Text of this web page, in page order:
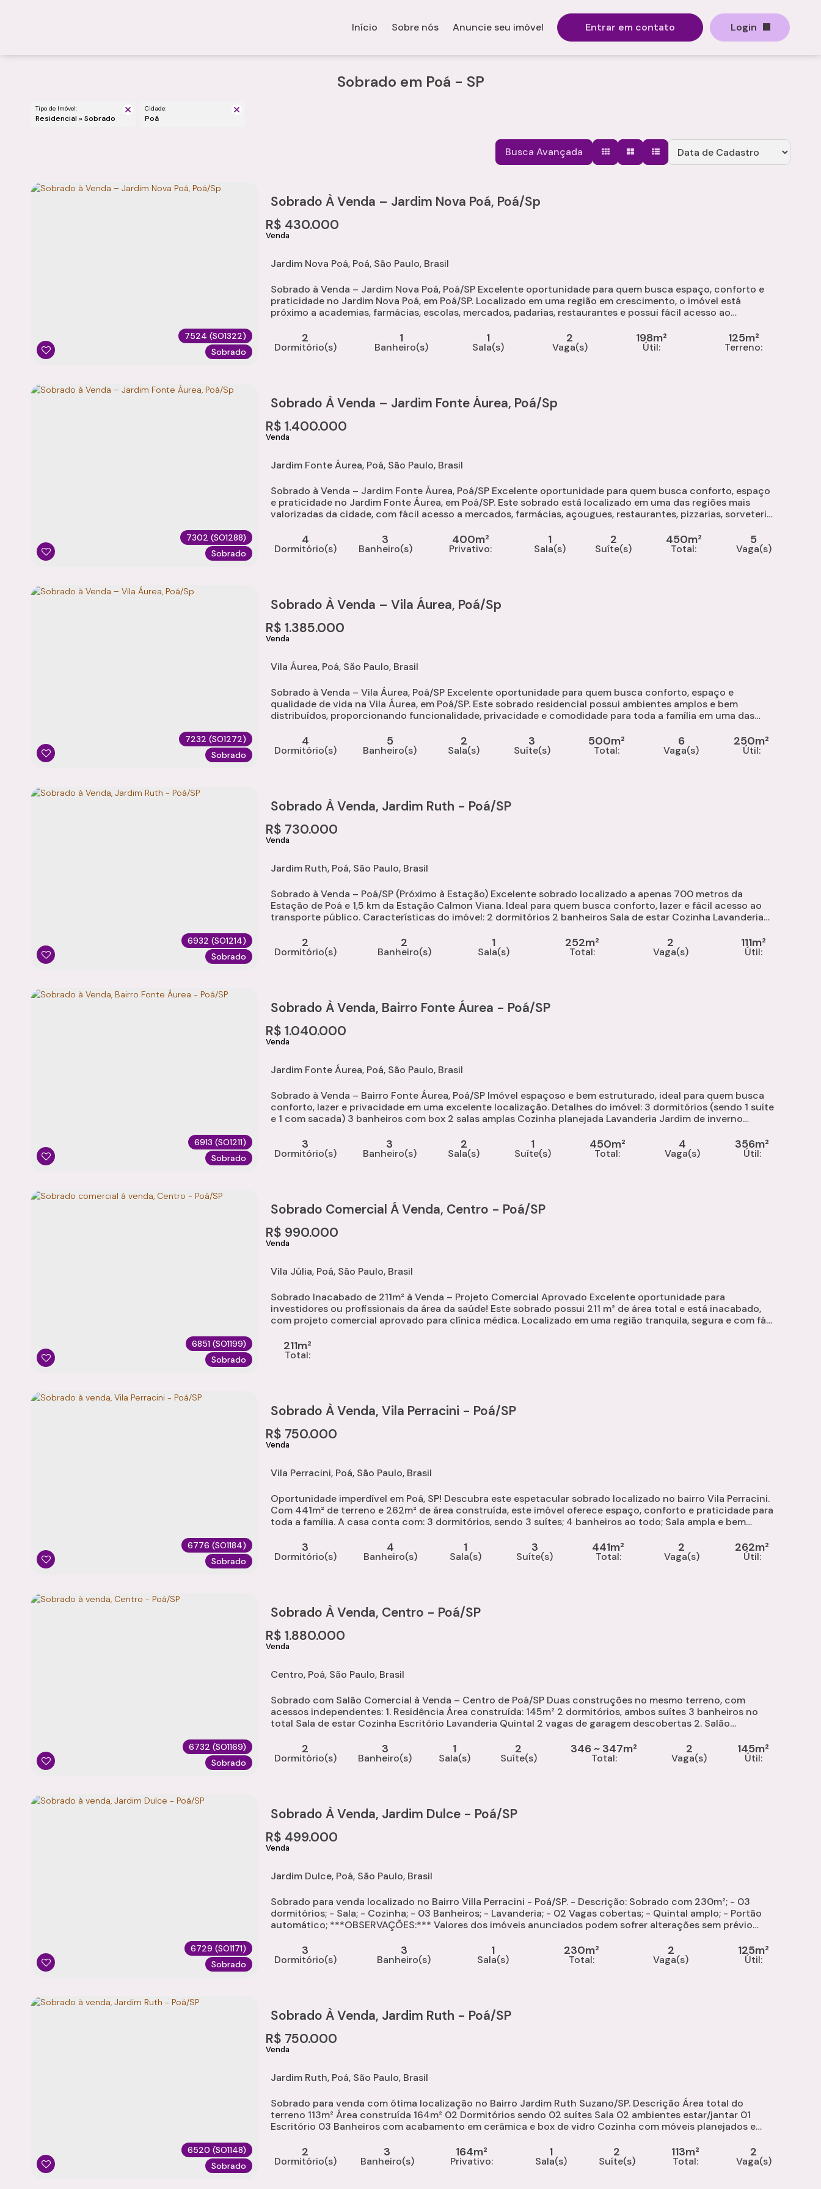
Login
Entrar em contato
Anuncie seu imóvel
Sobre nós
Início
Sobrado em Poá - SP
Tipo de Imóvel:
Residencial » Sobrado
Cidade:
Poá
Busca Avançada
7524 (SO1322)
Sobrado
Sobrado À Venda – Jardim Nova Poá, Poá/Sp
R$ 430.000
Jardim Nova Poá, Poá, São Paulo, Brasil
2
Dormitório(s)
1
Banheiro(s)
1
Sala(s)
2
Vaga(s) Útil:
198m²
Terreno:
125m²
Sobrado à Venda – Jardim Nova Poá, Poá/SP Excelente oportunidade para quem busca espaço, conforto e
praticidade no Jardim Nova Poá, em Poá/SP. Localizado em uma região em crescimento, o imóvel está
próximo a academias, farmácias, escolas, mercados, padarias, restaurantes e possui fácil acesso ao
7302 (SO1288)
Sobrado
Sobrado À Venda – Jardim Fonte Áurea, Poá/Sp
R$ 1.400.000
Jardim Fonte Áurea, Poá, São Paulo, Brasil
4
Dormitório(s)
3
Banheiro(s) Privativo:
400m² 1
Sala(s)
2
Suíte(s) Total:
450m² 5
Vaga(s)
Sobrado à Venda – Jardim Fonte Áurea, Poá/SP Excelente oportunidade para quem busca conforto, espaço
e praticidade no Jardim Fonte Áurea, em Poá/SP. Este sobrado está localizado em uma das regiões mais
valorizadas da cidade, com fácil acesso a mercados, farmácias, açougues, restaurantes, pizzarias, sorveterias
7232 (SO1272)
Sobrado
Sobrado À Venda – Vila Áurea, Poá/Sp
R$ 1.385.000
Vila Áurea, Poá, São Paulo, Brasil
4
Dormitório(s)
5
Banheiro(s)
2
Sala(s)
3
Suíte(s) Total:
500m² 6
Vaga(s) Útil:
250m²
Sobrado à Venda – Vila Áurea, Poá/SP Excelente oportunidade para quem busca conforto, espaço e
qualidade de vida na Vila Áurea, em Poá/SP. Este sobrado residencial possui ambientes amplos e bem
distribuídos, proporcionando funcionalidade, privacidade e comodidade para toda a família em uma das
6932 (SO1214)
Sobrado
Sobrado À Venda, Jardim Ruth - Poá/SP
R$ 730.000
Jardim Ruth, Poá, São Paulo, Brasil
2
Dormitório(s)
2
Banheiro(s)
1
Sala(s) Total:
252m² 2
Vaga(s) Útil:
111m²
Sobrado à Venda – Poá/SP (Próximo à Estação) Excelente sobrado localizado a apenas 700 metros da
Estação de Poá e 1,5 km da Estação Calmon Viana. Ideal para quem busca conforto, lazer e fácil acesso ao
transporte público. Características do imóvel: 2 dormitórios 2 banheiros Sala de estar Cozinha Lavanderia
6913 (SO1211)
Sobrado
Sobrado À Venda, Bairro Fonte Áurea - Poá/SP
R$ 1.040.000
Jardim Fonte Áurea, Poá, São Paulo, Brasil
3
Dormitório(s)
3
Banheiro(s)
2
Sala(s)
1
Suíte(s) Total:
450m² 4
Vaga(s) Útil:
356m²
Sobrado à Venda – Bairro Fonte Áurea, Poá/SP Imóvel espaçoso e bem estruturado, ideal para quem busca
conforto, lazer e privacidade em uma excelente localização. Detalhes do imóvel: 3 dormitórios (sendo 1 suíte
e 1 com sacada) 3 banheiros com box 2 salas amplas Cozinha planejada Lavanderia Jardim de inverno
6851 (SO1199)
Sobrado
Sobrado Comercial Á Venda, Centro - Poá/SP
R$ 990.000
Vila Júlia, Poá, São Paulo, Brasil
Total:
211m²
Sobrado Inacabado de 211m² à Venda – Projeto Comercial Aprovado Excelente oportunidade para
investidores ou profissionais da área da saúde! Este sobrado possui 211 m² de área total e está inacabado,
com projeto comercial aprovado para clínica médica. Localizado em uma região tranquila, segura e com fácil
6776 (SO1184)
Sobrado
Sobrado À Venda, Vila Perracini - Poá/SP
R$ 750.000
Vila Perracini, Poá, São Paulo, Brasil
3
Dormitório(s)
4
Banheiro(s)
1
Sala(s)
3
Suíte(s) Total:
441m² 2
Vaga(s) Útil:
262m²
Oportunidade imperdível em Poá, SP! Descubra este espetacular sobrado localizado no bairro Vila Perracini.
Com 441m² de terreno e 262m² de área construída, este imóvel oferece espaço, conforto e praticidade para
toda a família. A casa conta com: 3 dormitórios, sendo 3 suítes; 4 banheiros ao todo; Sala ampla e bem
6732 (SO1169)
Sobrado
Sobrado À Venda, Centro - Poá/SP
R$ 1.880.000
Centro, Poá, São Paulo, Brasil
2
Dormitório(s)
3
Banheiro(s)
1
Sala(s)
2
Suíte(s) Total:
346 ~ 347m² 2
Vaga(s) Útil:
145m²
Sobrado com Salão Comercial à Venda – Centro de Poá/SP Duas construções no mesmo terreno, com
acessos independentes: 1. Residência Área construída: 145m² 2 dormitórios, ambos suítes 3 banheiros no
total Sala de estar Cozinha Escritório Lavanderia Quintal 2 vagas de garagem descobertas 2. Salão
6729 (SO1171)
Sobrado
Sobrado À Venda, Jardim Dulce - Poá/SP
R$ 499.000
Jardim Dulce, Poá, São Paulo, Brasil
3
Dormitório(s)
3
Banheiro(s)
1
Sala(s) Total:
230m² 2
Vaga(s) Útil:
125m²
Sobrado para venda localizado no Bairro Villa Perracini - Poá/SP. - Descrição: Sobrado com 230m²; - 03
dormitórios; - Sala; - Cozinha; - 03 Banheiros; - Lavanderia; - 02 Vagas cobertas; - Quintal amplo; - Portão
automático; ***OBSERVAÇÕES:*** Valores dos imóveis anunciados podem sofrer alterações sem prévio
6520 (SO1148)
Sobrado
Sobrado À Venda, Jardim Ruth - Poá/SP
R$ 750.000
Jardim Ruth, Poá, São Paulo, Brasil
2
Dormitório(s)
3
Banheiro(s) Privativo:
164m² 1
Sala(s)
2
Suíte(s) Total:
113m² 2
Vaga(s)
Sobrado para venda com ótima localização no Bairro Jardim Ruth Suzano/SP. Descrição Área total do
terreno 113m² Área construída 164m² 02 Dormitórios sendo 02 suítes Sala 02 ambientes estar/jantar 01
Escritório 03 Banheiros com acabamento em cerâmica e box de vidro Cozinha com móveis planejados e